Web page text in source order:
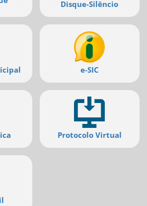
Disque-Silêncio
e-SIC
Protocolo Virtual